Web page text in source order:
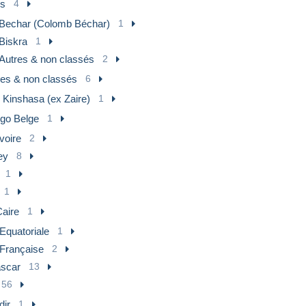
Lettre suivie (Ou lettre recommandée selon montant de
4
Bechar (Colomb Béchar) 1
Biskra 1
& non classés 2
& non classés 6
Kinshasa (ex Zaire) 1
Belge 1
2
8
1
1
1
1
2
13
56